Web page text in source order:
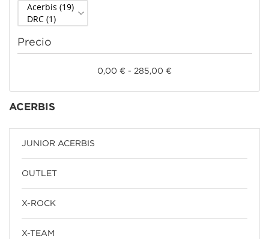
Precio
0,00 € - 285,00 €
ACERBIS
JUNIOR ACERBIS
OUTLET
X-ROCK
X-TEAM